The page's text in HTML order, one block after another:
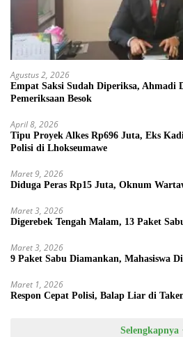
Agustus 2, 2026
Empat Saksi Sudah Diperiksa, Ahmadi
Pemeriksaan Besok
April 8, 2026
Tipu Proyek Alkes Rp696 Juta, Eks
Polisi di Lhokseumawe
Maret 9, 2026
Diduga Peras Rp15 Juta, Oknum
Maret 3, 2026
Digerebek Tengah Malam, 13 Paket
Maret 3, 2026
9 Paket Sabu Diamankan, Mahasiswa
Maret 1, 2026
Respon Cepat Polisi, Balap Liar di
Selengkapnya